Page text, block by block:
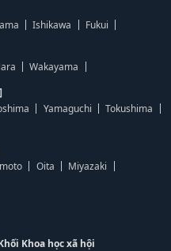
Ishikawa
Fukui
Wakayama
Yamaguchi
Tokushima
Oita
Miyazaki
Khoa học xã hội